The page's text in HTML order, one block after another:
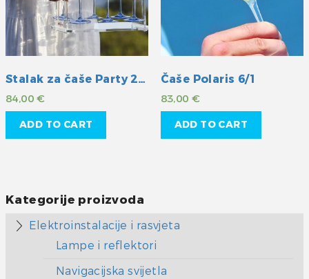
Stalak za čaše Party 2/1
84,00€
ADD TO CART
Čaše Polaris 6/1
83,00€
ADD TO CART
Kategorije proizvoda
Elektroinstalacije i rasvjeta
Lampe i reflektori
Navigacijska svijetla